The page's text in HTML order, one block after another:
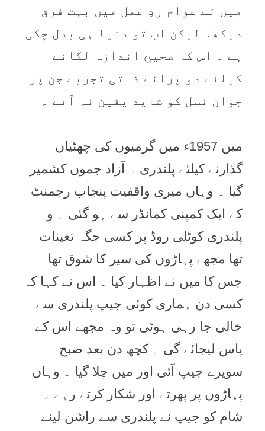
میں نے عوام ردِ عمل میں بہت فرق
دیکھا لیکن اب تو دنیا ہی بدل چکی
ہے ۔ اس کا صحیح اندازہ لگانے
کیلئے دو پرانے ذاتی تجربے جن پر
جوان نسل کو شاید یقین نہ آئے ۔
میں 1957ء میں گرمیوں کی چھٹیاں
گذارنے کیلئے پلندری ۔ آزاد جموں کشمیر
گیا ۔ وہاں میری واقفیت پنجاب رجمنٹ
کے ایک کمپنی کمانڈر سے ہو گئی ۔ وہ
پلندری کوٹلی روڈ پر کسی جگہ تعینات
تھا مجھے پہاڑوں کی سیر کا شوق تھا
جس کا میں نے اظہار کیا ۔ اس نے کہا کہ
کسی دن ہماری کوئی جیپ پلندری سے
خالی جا رہی ہوئی تو وہ مجھے اس کے
پاس لیجائے گی ۔ کچھ دن بعد صبح
سویرے جیپ آئی اور میں چلا گیا ۔ وہاں
پہاڑوں پر پھرتے اور شکار کرتے رہے ۔
شام کو جیپ نے پلندری سے راشن لینے